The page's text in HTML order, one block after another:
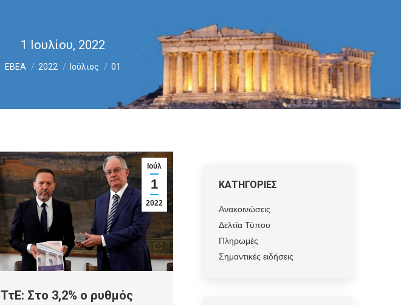
1 Ιουλίου, 2022
You are here:
ΕΒΕΑ 2022 Ιούλιος 01
Ιούλ
1
2022
ΤτΕ: Στο 3,2% ο ρυθμός
ΚΑΤΗΓΟΡΙΕΣ
Ανακοινώσεις
Δελτία Τύπου
Πληρωμές
Σημαντικές ειδήσεις